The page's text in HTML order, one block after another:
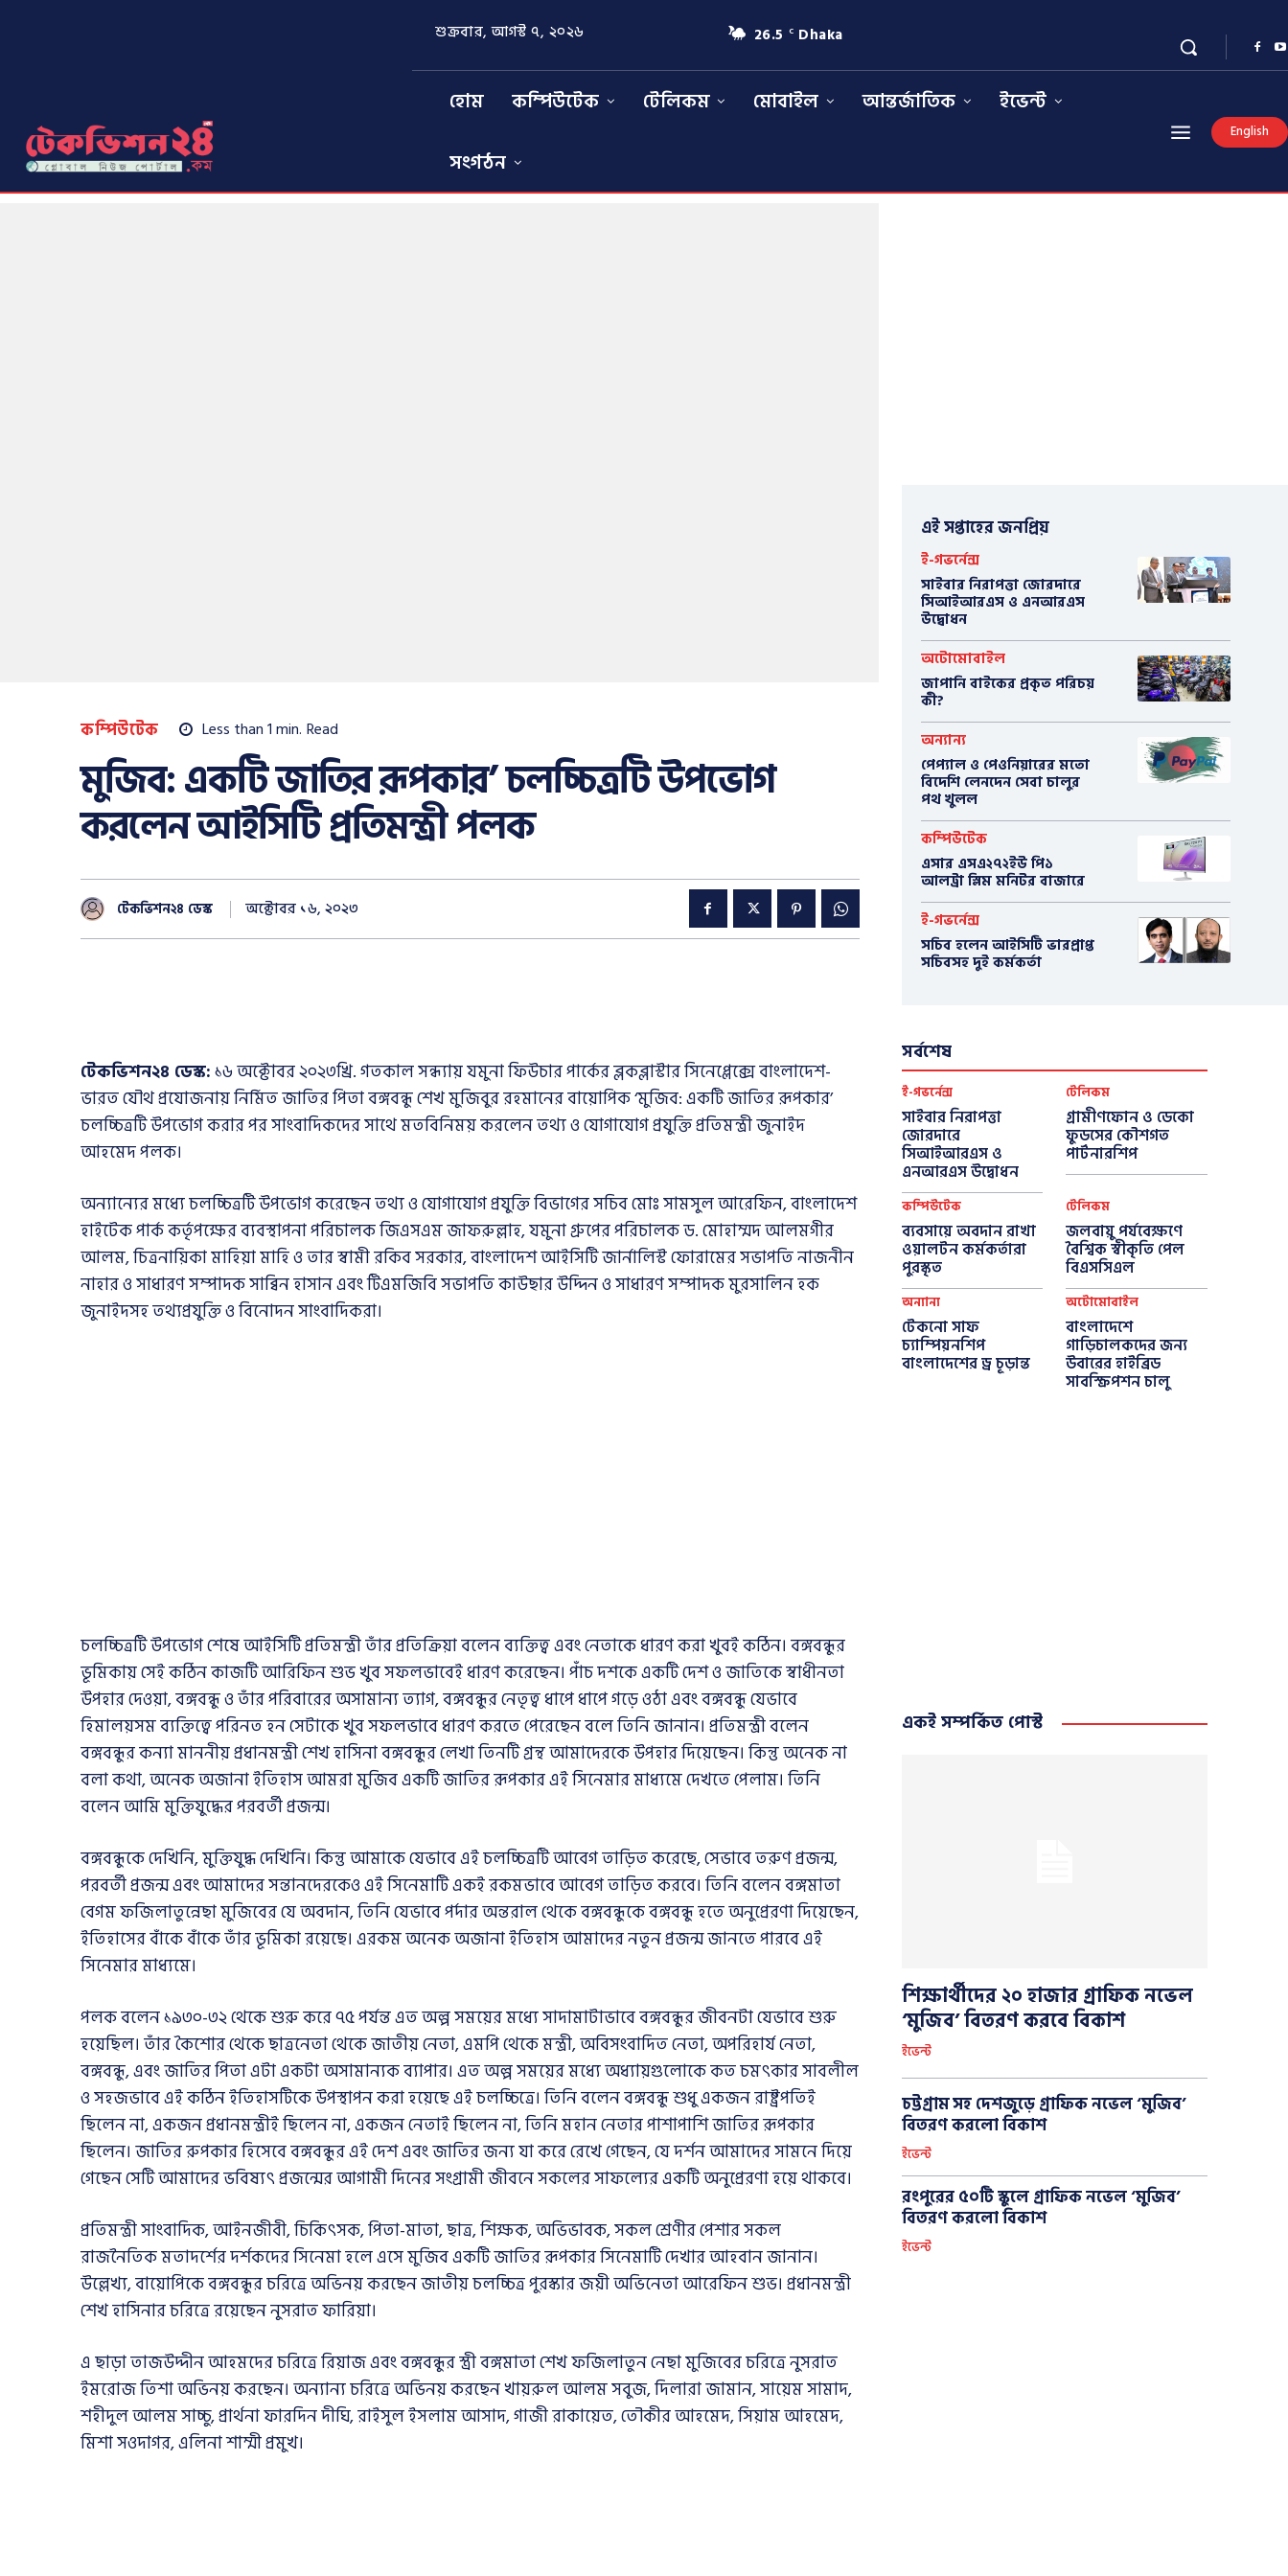
শুক্রবার, আগস্ট ৭, ২০২৬ 26.5 C Dhaka
হোম কম্পিউটেক টেলিকম মোবাইল আন্তর্জাতিক
ইভেন্ট
সংগঠন
English
কম্পিউটেক Less than 1min. Read
মুজিব: একটি জাতির রূপকার’ চলচ্চিত্রটি উপভোগ
করলেন আইসিটি প্রতিমন্ত্রী পলক
টেকভিশন২৪ ডেস্ক অক্টোবর ১৬, ২০২৩
টেকভিশন২৪ ডেস্ক:১৬ অক্টোবর ২০২৩খ্রি. গতকাল সন্ধ্যায় যমুনা ফিউচার পার্কের ব্লকব্লাস্টার সিনেপ্লেক্সে বাংলাদেশ-
ভারত যৌথ প্রযোজনায় নির্মিত জাতির পিতা বঙ্গবন্ধু শেখ মুজিবুর রহমানের বায়োপিক ‘মুজিব: একটি জাতির রূপকার’
চলচ্চিত্রটি উপভোগ করার পর সাংবাদিকদের সাথে মতবিনিময় করলেন তথ্য ও যোগাযোগ প্রযুক্তি প্রতিমন্ত্রী জুনাইদ
আহমেদ পলক।
অন্যান্যের মধ্যে চলচ্চিত্রটি উপভোগ করেছেন তথ্য ও যোগাযোগ প্রযুক্তি বিভাগের সচিব মোঃ সামসুল আরেফিন, বাংলাদেশ
হাইটেক পার্ক কর্তৃপক্ষের ব্যবস্থাপনা পরিচালক জিএসএম জাফরুল্লাহ, যমুনা গ্রুপের পরিচালক ড. মোহাম্মদ আলমগীর
আলম, চিত্রনায়িকা মাহিয়া মাহি ও তার স্বামী রকিব সরকার, বাংলাদেশ আইসিটি জার্নালিস্ট ফোরামের সভাপতি নাজনীন
নাহার ও সাধারণ সম্পাদক সাব্বিন হাসান এবং টিএমজিবি সভাপতি কাউছার উদ্দিন ও সাধারণ সম্পাদক মুরসালিন হক
জুনাইদসহ তথ্যপ্রযুক্তি ও বিনোদন সাংবাদিকরা।
চলচ্চিত্রটি উপভোগ শেষে আইসিটি প্রতিমন্ত্রী তাঁর প্রতিক্রিয়া বলেন ব্যক্তিত্ব এবং নেতাকে ধারণ করা খুবই কঠিন। বঙ্গবন্ধুর
ভূমিকায় সেই কঠিন কাজটি আরিফিন শুভ খুব সফলভাবেই ধারণ করেছেন। পাঁচ দশকে একটি দেশ ও জাতিকে স্বাধীনতা
উপহার দেওয়া, বঙ্গবন্ধু ও তাঁর পরিবারের অসামান্য ত্যাগ, বঙ্গবন্ধুর নেতৃত্ব ধাপে ধাপে গড়ে ওঠা এবং বঙ্গবন্ধু যেভাবে
হিমালয়সম ব্যক্তিত্বে পরিনত হন সেটাকে খুব সফলভাবে ধারণ করতে পেরেছেন বলে তিনি জানান। প্রতিমন্ত্রী বলেন
বঙ্গবন্ধুর কন্যা মাননীয় প্রধানমন্ত্রী শেখ হাসিনা বঙ্গবন্ধুর লেখা তিনটি গ্রন্থ আমাদেরকে উপহার দিয়েছেন। কিন্তু অনেক না
বলা কথা, অনেক অজানা ইতিহাস আমরা মুজিব একটি জাতির রূপকার এই সিনেমার মাধ্যমে দেখতে পেলাম। তিনি
বলেন আমি মুক্তিযুদ্ধের পরবর্তী প্রজন্ম।
বঙ্গবন্ধুকে দেখিনি, মুক্তিযুদ্ধ দেখিনি। কিন্তু আমাকে যেভাবে এই চলচ্চিত্রটি আবেগ তাড়িত করেছে, সেভাবে তরুণ প্রজন্ম,
পরবর্তী প্রজন্ম এবং আমাদের সন্তানদেরকেও এই সিনেমাটি একই রকমভাবে আবেগ তাড়িত করবে। তিনি বলেন বঙ্গমাতা
বেগম ফজিলাতুন্নেছা মুজিবের যে অবদান, তিনি যেভাবে পর্দার অন্তরাল থেকে বঙ্গবন্ধুকে বঙ্গবন্ধু হতে অনুপ্রেরণা দিয়েছেন,
ইতিহাসের বাঁকে বাঁকে তাঁর ভূমিকা রয়েছে। এরকম অনেক অজানা ইতিহাস আমাদের নতুন প্রজন্ম জানতে পারবে এই
সিনেমার মাধ্যমে।
পলক বলেন ১৯৩০-৩২ থেকে শুরু করে ৭৫ পর্যন্ত এত অল্প সময়ের মধ্যে সাদামাটাভাবে বঙ্গবন্ধুর জীবনটা যেভাবে শুরু
হয়েছিল। তাঁর কৈশোর থেকে ছাত্রনেতা থেকে জাতীয় নেতা, এমপি থেকে মন্ত্রী, অবিসংবাদিত নেতা, অপরিহার্য নেতা,
বঙ্গবন্ধু, এবং জাতির পিতা এটা একটা অসামান্যক ব্যাপার। এত অল্প সময়ের মধ্যে অধ্যায়গুলোকে কত চমৎকার সাবলীল
ও সহজভাবে এই কঠিন ইতিহাসটিকে উপস্থাপন করা হয়েছে এই চলচ্চিত্রে। তিনি বলেন বঙ্গবন্ধু শুধু একজন রাষ্ট্রপতিই
ছিলেন না, একজন প্রধানমন্ত্রীই ছিলেন না, একজন নেতাই ছিলেন না, তিনি মহান নেতার পাশাপাশি জাতির রূপকার
ছিলেন। জাতির রুপকার হিসেবে বঙ্গবন্ধুর এই দেশ এবং জাতির জন্য যা করে রেখে গেছেন, যে দর্শন আমাদের সামনে দিয়ে
গেছেন সেটি আমাদের ভবিষ্যৎ প্রজন্মের আগামী দিনের সংগ্রামী জীবনে সকলের সাফল্যের একটি অনুপ্রেরণা হয়ে থাকবে।
প্রতিমন্ত্রী সাংবাদিক, আইনজীবী, চিকিৎসক, পিতা-মাতা, ছাত্র, শিক্ষক, অভিভাবক, সকল শ্রেণীর পেশার সকল
রাজনৈতিক মতাদর্শের দর্শকদের সিনেমা হলে এসে মুজিব একটি জাতির রূপকার সিনেমাটি দেখার আহবান জানান।
উল্লেখ্য, বায়োপিকে বঙ্গবন্ধুর চরিত্রে অভিনয় করছেন জাতীয় চলচ্চিত্র পুরস্কার জয়ী অভিনেতা আরেফিন শুভ। প্রধানমন্ত্রী
শেখ হাসিনার চরিত্রে রয়েছেন নুসরাত ফারিয়া।
এ ছাড়া তাজউদ্দীন আহমদের চরিত্রে রিয়াজ এবং বঙ্গবন্ধুর স্ত্রী বঙ্গমাতা শেখ ফজিলাতুন নেছা মুজিবের চরিত্রে নুসরাত
ইমরোজ তিশা অভিনয় করছেন। অন্যান্য চরিত্রে অভিনয় করছেন খায়রুল আলম সবুজ, দিলারা জামান, সায়েম সামাদ,
শহীদুল আলম সাচ্চু, প্রার্থনা ফারদিন দীঘি, রাইসুল ইসলাম আসাদ, গাজী রাকায়েত, তৌকীর আহমেদ, সিয়াম আহমেদ,
মিশা সওদাগর, এলিনা শাম্মী প্রমুখ।
এই সপ্তাহের জনপ্রিয়
ই-গভর্নেন্স
সাইবার নিরাপত্তা জোরদারে
সিআইআরএস ও এনআরএস
উদ্বোধন
অটোমোবাইল
​জাপানি বাইকের প্রকৃত পরিচয়
কী?
অন্যান্য
পেপ্যাল ও পেওনিয়ারের মতো
বিদেশি লেনদেন সেবা চালুর
পথ খুলল
কম্পিউটেক
এসার এসএ২৭২ইউ পি১
আলট্রা স্লিম মনিটর বাজারে
ই-গভর্নেন্স
সচিব হলেন আইসিটি ভারপ্রাপ্ত
সচিবসহ দুই কর্মকর্তা
সর্বশেষ
ই-গভর্নেন্স
সাইবার নিরাপত্তা
জোরদারে
সিআইআরএস ও
এনআরএস উদ্বোধন
টেলিকম
গ্রামীণফোন ও ডেকো
ফুডসের কৌশগত
পার্টনারশিপ
কম্পিউটেক
ব্যবসায়ে অবদান রাখা
ওয়ালটন কর্মকর্তারা
পুরস্কৃত
টেলিকম
জলবায়ু পর্যবেক্ষণে
বৈশ্বিক স্বীকৃতি পেল
বিএসসিএল
অন্যান্য
টেকনো সাফ
চ্যাম্পিয়নশিপ
বাংলাদেশের ড্র চূড়ান্ত
অটোমোবাইল
বাংলাদেশে
গাড়িচালকদের জন্য
উবারের হাইব্রিড
সাবস্ক্রিপশন চালু
একই সম্পর্কিত পোস্ট
শিক্ষার্থীদের ২০ হাজার গ্রাফিক নভেল
‘মুজিব’ বিতরণ করবে বিকাশ
ইভেন্ট
চট্টগ্রাম সহ দেশজুড়ে গ্রাফিক নভেল ‘মুজিব’
বিতরণ করলো বিকাশ
ইভেন্ট
রংপুরের ৫০টি স্কুলে গ্রাফিক নভেল ‘মুজিব’
বিতরণ করলো বিকাশ
ইভেন্ট